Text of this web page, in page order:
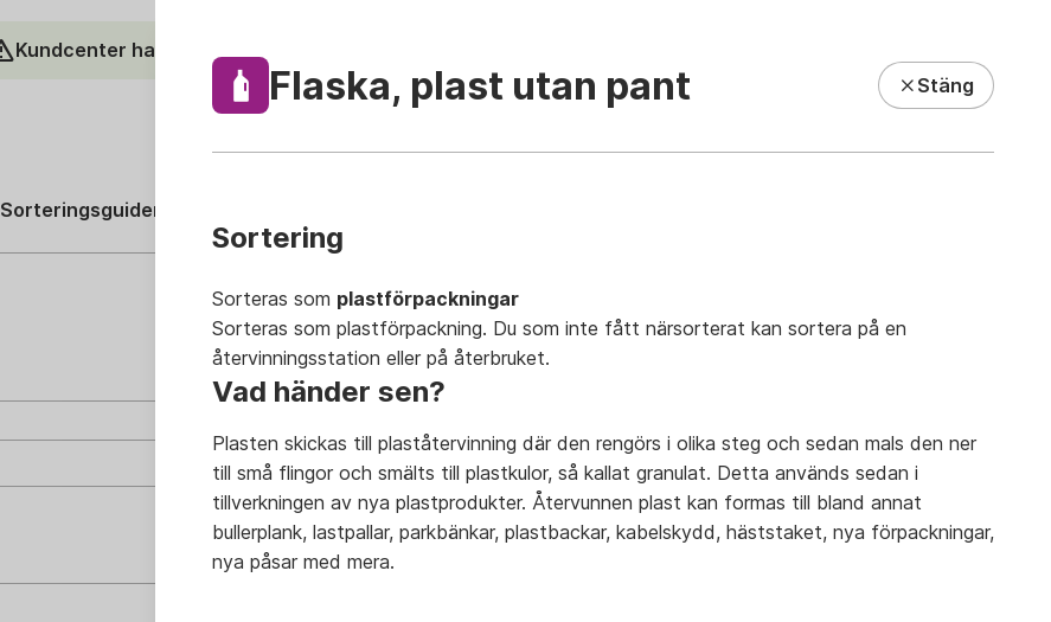
Kundcenter har lunchstängt under sommaren
Sorteringsguiden
Flaska, plast utan pant Stäng
Sortering
Sorteras som plastförpackningar
Sorteras som plastförpackning. Du som inte fått närsorterat kan sortera på en
återvinningsstation eller på återbruket.
Vad händer sen?
Plasten skickas till plaståtervinning där den rengörs i olika steg och sedan mals den ner
till små flingor och smälts till plastkulor, så kallat granulat. Detta används sedan i
tillverkningen av nya plastprodukter. Återvunnen plast kan formas till bland annat
bullerplank, lastpallar, parkbänkar, plastbackar, kabelskydd, häststaket, nya förpackningar,
nya påsar med mera.